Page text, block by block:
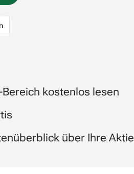
kostenlos lesen
über Ihre Aktie